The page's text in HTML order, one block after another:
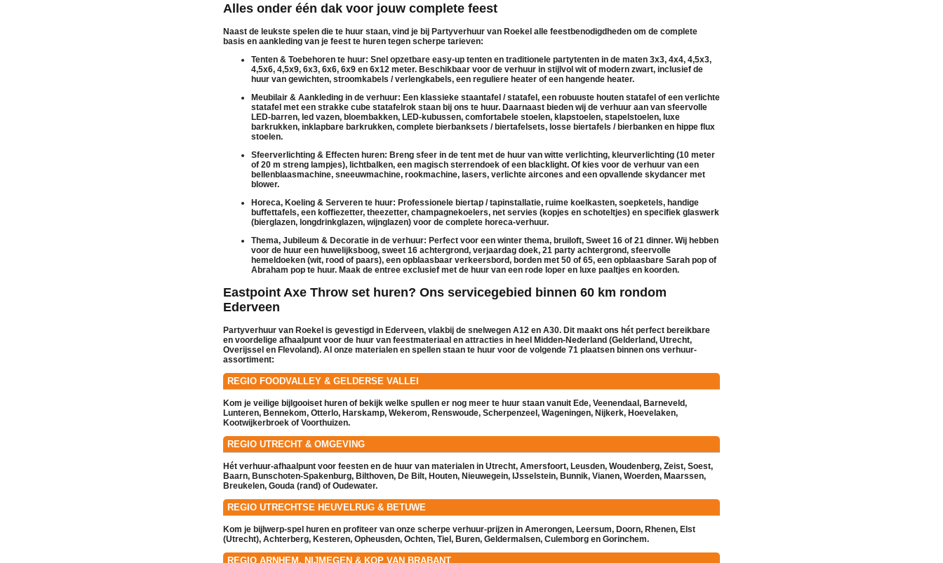
Alles onder één dak voor jouw complete feest
Naast de leukste spelen die te huur staan, vind je bij Partyverhuur van Roekel alle feestbenodigdheden om de complete
basis en aankleding van je feest te huren tegen scherpe tarieven:
Tenten & Toebehoren te huur: Snel opzetbare easy-up tenten en traditionele partytenten in de maten 3x3, 4x4, 4,5x3,
4,5x6, 4,5x9, 6x3, 6x6, 6x9 en 6x12 meter. Beschikbaar voor de verhuur in stijlvol wit of modern zwart, inclusief de
huur van gewichten, stroomkabels / verlengkabels, een reguliere heater of een hangende heater.
Meubilair & Aankleding in de verhuur: Een klassieke staantafel / statafel, een robuuste houten statafel of een verlichte
statafel met een strakke cube statafelrok staan bij ons te huur. Daarnaast bieden wij de verhuur aan van sfeervolle
LED-barren, led vazen, bloembakken, LED-kubussen, comfortabele stoelen, klapstoelen, stapelstoelen, luxe
barkrukken, inklapbare barkrukken, complete bierbanksets / biertafelsets, losse biertafels / bierbanken en hippe flux
stoelen.
Sfeerverlichting & Effecten huren: Breng sfeer in de tent met de huur van witte verlichting, kleurverlichting (10 meter
of 20 m streng lampjes), lichtbalken, een magisch sterrendoek of een blacklight. Of kies voor de verhuur van een
bellenblaasmachine, sneeuwmachine, rookmachine, lasers, verlichte aircones and een opvallende skydancer met
blower.
Horeca, Koeling & Serveren te huur: Professionele biertap / tapinstallatie, ruime koelkasten, soepketels, handige
buffettafels, een koffiezetter, theezetter, champagnekoelers, net servies (kopjes en schoteltjes) en specifiek glaswerk
(bierglazen, longdrinkglazen, wijnglazen) voor de complete horeca-verhuur.
Thema, Jubileum & Decoratie in de verhuur: Perfect voor een winter thema, bruiloft, Sweet 16 of 21 dinner. Wij hebben
voor de huur een huwelijksboog, sweet 16 achtergrond, verjaardag doek, 21 party achtergrond, sfeervolle
hemeldoeken (wit, rood of paars), een opblaasbaar verkeersbord, borden met 50 of 65, een opblaasbare Sarah pop of
Abraham pop te huur. Maak de entree exclusief met de huur van een rode loper en luxe paaltjes en koorden.
Eastpoint Axe Throw set huren? Ons servicegebied binnen 60 km rondom
Ederveen
Partyverhuur van Roekel is gevestigd in Ederveen, vlakbij de snelwegen A12 en A30. Dit maakt ons hét perfect bereikbare
en voordelige afhaalpunt voor de huur van feestmateriaal en attracties in heel Midden-Nederland (Gelderland, Utrecht,
Overijssel en Flevoland). Al onze materialen en spellen staan te huur voor de volgende 71 plaatsen binnen ons verhuur-
assortiment:
REGIO FOODVALLEY & GELDERSE VALLEI
Kom je veilige bijlgooiset huren of bekijk welke spullen er nog meer te huur staan vanuit Ede, Veenendaal, Barneveld,
Lunteren, Bennekom, Otterlo, Harskamp, Wekerom, Renswoude, Scherpenzeel, Wageningen, Nijkerk, Hoevelaken,
Kootwijkerbroek of Voorthuizen.
REGIO UTRECHT & OMGEVING
Hét verhuur-afhaalpunt voor feesten en de huur van materialen in Utrecht, Amersfoort, Leusden, Woudenberg, Zeist, Soest,
Baarn, Bunschoten-Spakenburg, Bilthoven, De Bilt, Houten, Nieuwegein, IJsselstein, Bunnik, Vianen, Woerden, Maarssen,
Breukelen, Gouda (rand) of Oudewater.
REGIO UTRECHTSE HEUVELRUG & BETUWE
Kom je bijlwerp-spel huren en profiteer van onze scherpe verhuur-prijzen in Amerongen, Leersum, Doorn, Rhenen, Elst
(Utrecht), Achterberg, Kesteren, Opheusden, Ochten, Tiel, Buren, Geldermalsen, Culemborg en Gorinchem.
REGIO ARNHEM, NIJMEGEN & KOP VAN BRABANT